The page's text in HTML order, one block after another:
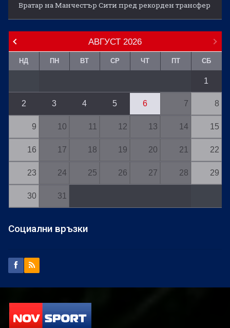
Вратар на Манчестър Сити пред рекорден трансфер
АВГУСТ 2026
НД ПН ВТ СР ЧТ ПТ СБ
1
2 3 4 5 6 7 8
9 10 11 12 13 14 15
16 17 18 19 20 21 22
23 24 25 26 27 28 29
30 31
Социални връзки